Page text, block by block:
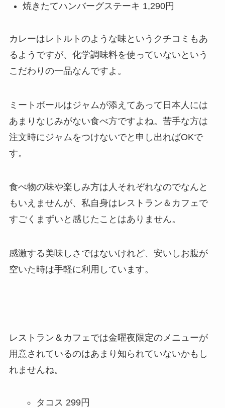
焼きたてハンバーグステーキ 1,290円
カレーはレトルトのような味というクチコミもあ
るようですが、化学調味料を使っていないという
こだわりの一品なんですよ。
ミートボールはジャムが添えてあって日本人には
あまりなじみがない食べ方ですよね。苦手な方は
注文時にジャムをつけないでと申し出ればOKで
す。
食べ物の味や楽しみ方は人それぞれなのでなんと
もいえませんが、私自身はレストラン＆カフェで
すごくまずいと感じたことはありません。
感激する美味しさではないけれど、安いしお腹が
空いた時は手軽に利用しています。
レストラン＆カフェでは金曜夜限定のメニューが
用意されているのはあまり知られていないかもし
れませんね。
タコス 299円